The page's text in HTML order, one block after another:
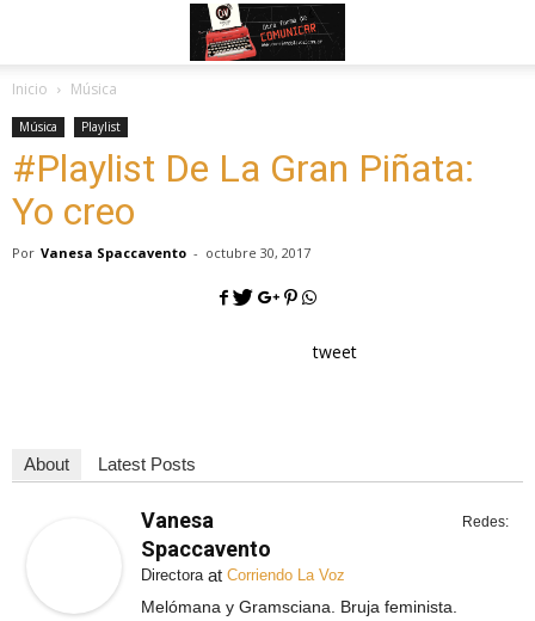
Inicio Música
Música Playlist
#Playlist De La Gran Piñata:
Yo creo
Por Vanesa Spaccavento - octubre 30, 2017
tweet
About Latest Posts
Redes:
Vanesa
Spaccavento
Directoraat Corriendo La Voz
Melómana y Gramsciana. Bruja feminista.